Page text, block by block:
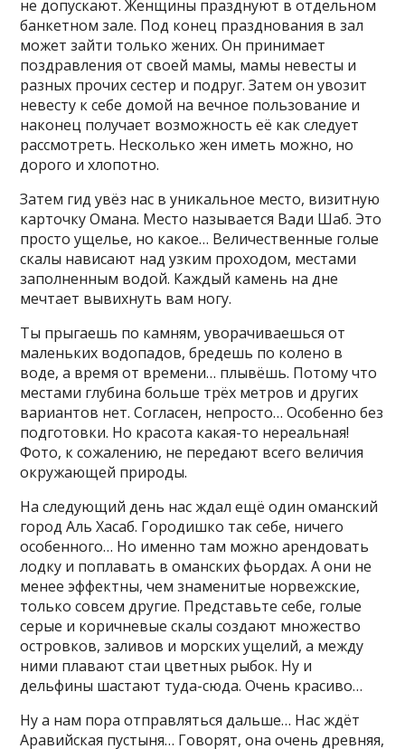
не допускают. Женщины празднуют в отдельном
банкетном зале. Под конец празднования в зал
может зайти только жених. Он принимает
поздравления от своей мамы, мамы невесты и
разных прочих сестер и подруг. Затем он увозит
невесту к себе домой на вечное пользование и
наконец получает возможность её как следует
рассмотреть. Несколько жен иметь можно, но
дорого и хлопотно.
Затем гид увёз нас в уникальное место, визитную
карточку Омана. Место называется Вади Шаб. Это
просто ущелье, но какое… Величественные голые
скалы нависают над узким проходом, местами
заполненным водой. Каждый камень на дне
мечтает вывихнуть вам ногу.
Ты прыгаешь по камням, уворачиваешься от
маленьких водопадов, бредешь по колено в
воде, а время от времени… плывёшь. Потому что
местами глубина больше трёх метров и других
вариантов нет. Согласен, непросто… Особенно без
подготовки. Но красота какая-то нереальная!
Фото, к сожалению, не передают всего величия
окружающей природы.
На следующий день нас ждал ещё один оманский
город Аль Хасаб. Городишко так себе, ничего
особенного… Но именно там можно арендовать
лодку и поплавать в оманских фьордах. А они не
менее эффектны, чем знаменитые норвежские,
только совсем другие. Представьте себе, голые
серые и коричневые скалы создают множество
островков, заливов и морских ущелий, а между
ними плавают стаи цветных рыбок. Ну и
дельфины шастают туда-сюда. Очень красиво…
Ну а нам пора отправляться дальше… Нас ждёт
Аравийская пустыня… Говорят, она очень древняя,